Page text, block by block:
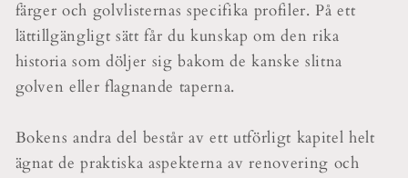
färger och golvlisternas specifika profiler. På ett
lättillgängligt sätt får du kunskap om den rika
historia som döljer sig bakom de kanske slitna
golven eller flagnande taperna.
Bokens andra del består av ett utförligt kapitel helt
ägnat de praktiska aspekterna av renovering och